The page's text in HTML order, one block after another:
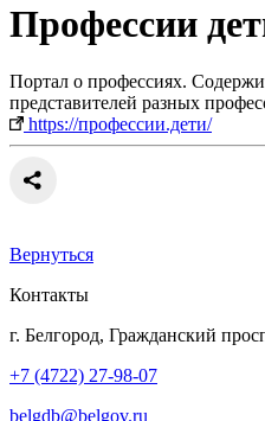
Профессии
Портал о профессиях.
представителей разных
https://профессии.дети/
Вернуться
Контакты
г. Белгород, Гражданский
+7 (4722) 27-98-07
belgdb@belgov.ru